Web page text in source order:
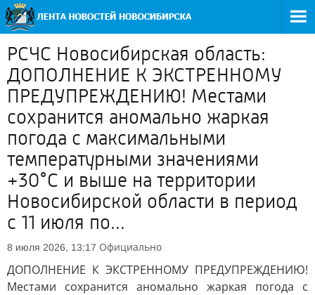
РСЧС Новосибирская область:
ДОПОЛНЕНИЕ К ЭКСТРЕННОМУ
ПРЕДУПРЕЖДЕНИЮ! Местами
сохранится аномально жаркая
погода с максимальными
температурными значениями
+30°С и выше на территории
Новосибирской области в период
с 11 июля по...
8 июля 2026, 13:17 Официально
ДОПОЛНЕНИЕ К ЭКСТРЕННОМУ ПРЕДУПРЕЖДЕНИЮ!
Местами сохранится аномально жаркая погода с